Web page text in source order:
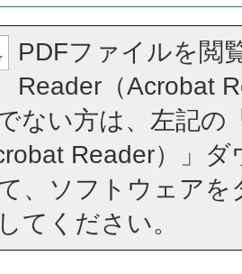
PDFファイルを閲
Reader（Acrobat
ない方は、左記の
Reader）」
、ソフトウェア
てください。